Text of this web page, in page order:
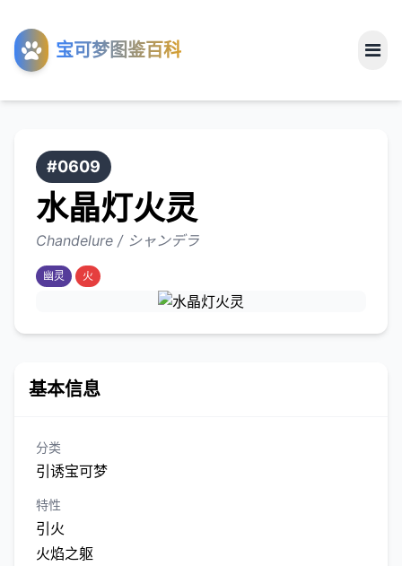
宝可梦图鉴百科
工具
关于
#0609
水晶灯火灵
Chandelure / シャンデラ
幽灵 火
基本信息
分类
引诱宝可梦
特性
引火
火焰之躯